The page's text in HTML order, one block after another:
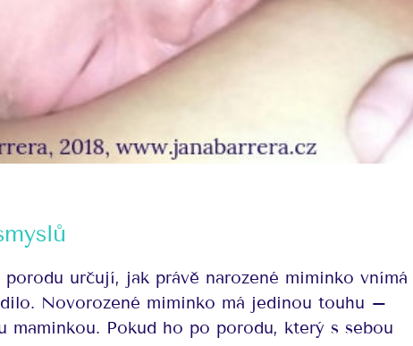
určují, jak právě narozené miminko vnímá
Novorozené miminko má jedinou touhu –
maminkou. Pokud ho po porodu, který s sebou